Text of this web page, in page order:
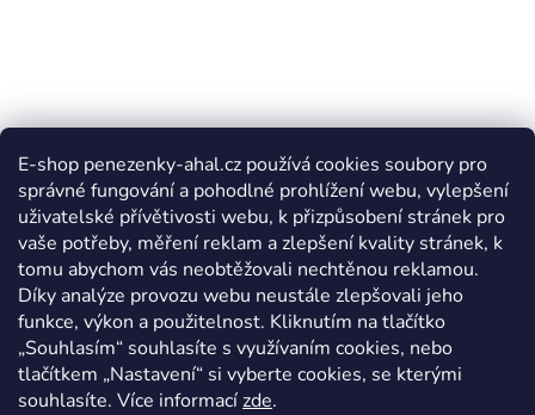
E-shop penezenky-ahal.cz používá cookies soubory pro
správné fungování a pohodlné prohlížení webu, vylepšení
uživatelské přívětivosti webu, k přizpůsobení stránek pro
vaše potřeby, měření reklam a zlepšení kvality stránek, k
tomu abychom vás neobtěžovali nechtěnou reklamou.
Díky analýze provozu webu neustále zlepšovali jeho
funkce, výkon a použitelnost. Kliknutím na tlačítko
„Souhlasím“ souhlasíte s využívaním cookies, nebo
tlačítkem „Nastavení“ si vyberte cookies, se kterými
souhlasíte. Více informacízde.